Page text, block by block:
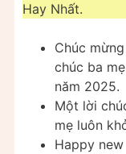
Hay Nhất.
Chúc
chúc ba
năm 2025.
Một lời
mẹ luôn
Happy